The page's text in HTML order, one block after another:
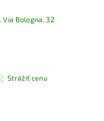
Via Bologna, 32
Strážiť cenu